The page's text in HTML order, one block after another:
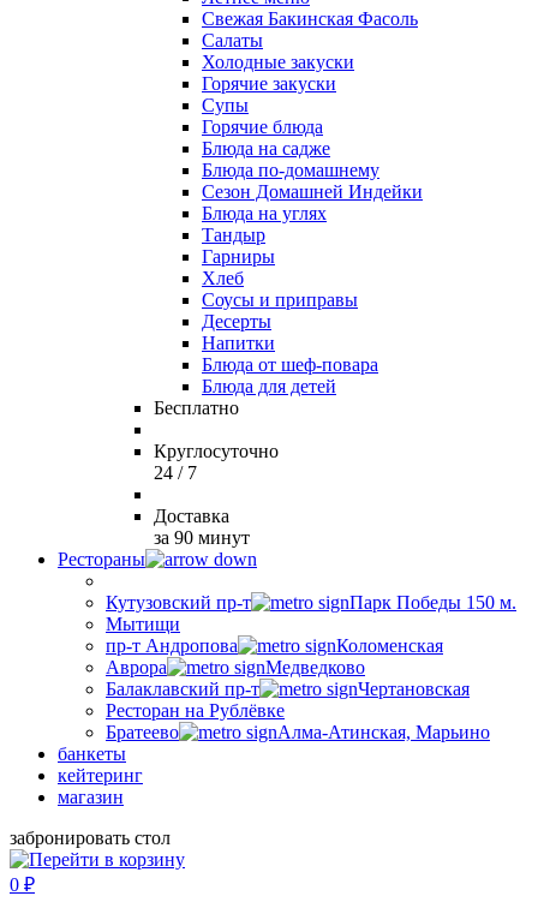
Свежая Бакинская Фасоль
Салаты
Холодные закуски
Горячие закуски
Супы
Горячие блюда
Блюда на садже
Блюда по-домашнему
Сезон Домашней Индейки
Блюда на углях
Тандыр
Гарниры
Хлеб
Соусы и приправы
Десерты
Напитки
Блюда от шеф-повара
Блюда для детей
Бесплатно
Круглосуточно
24 / 7
Доставка
за 90 минут
Рестораны
Кутузовский пр-т
Парк Победы 150 м.
Мытищи
пр-т Андропова
Коломенская
Аврора
Медведково
Балаклавский пр-т
Чертановская
Ресторан на Рублёвке
Братеево
Алма-Атинская, Марьино
банкеты
кейтеринг
магазин
забронировать стол
0 ₽